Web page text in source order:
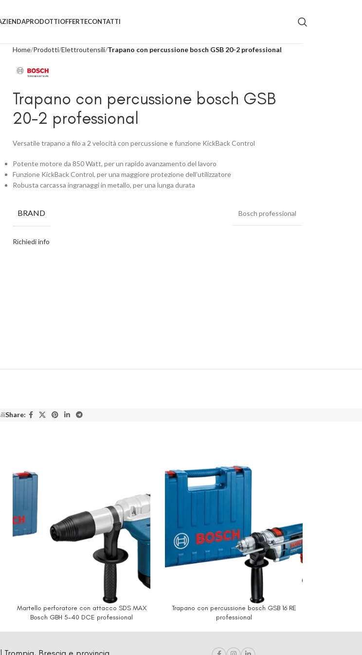
PRODOTTIOFFERTECONTATTI
Home Prodotti Elettroutensili Trapano con percussione bosch GSB 20-2 professional
Trapano con percussione bosch GSB
20-2 professional
Versatile trapano a filo a 2 velocità con percussione e funzione KickBack Control
Potente motore da 850 Watt, per un rapido avanzamento del lavoro
Funzione KickBack Control, per una maggiore protezione dell’utilizzatore
Robusta carcassa ingranaggi in metallo, per una lunga durata
BRAND Bosch professional
Richiedi info
Share:
Martello perforatore con attacco SDS MAX
Bosch GBH 5-40 DCE professional
Trapano con percussione bosch GSB 16 RE
professional